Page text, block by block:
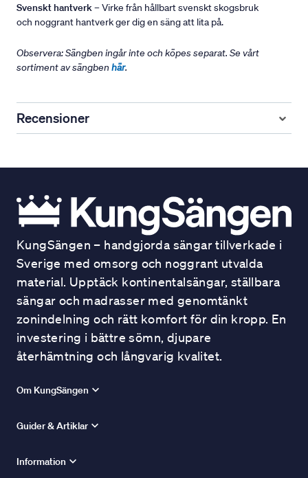
Svenskt hantverk– Virke från hållbart svenskt skogsbruk
och noggrant hantverk ger dig en säng att lita på.
Observera: Sängben ingår inte och köpes separat. Se vårt
sortiment av sängben här.
Recensioner
KungSängen – handgjorda sängar tillverkade i
Sverige med omsorg och noggrant utvalda
material. Upptäck kontinentalsängar, ställbara
sängar och madrasser med genomtänkt
zonindelning och rätt komfort för din kropp. En
investering i bättre sömn, djupare
återhämtning och långvarig kvalitet.
Om KungSängen
Guider & Artiklar
Information